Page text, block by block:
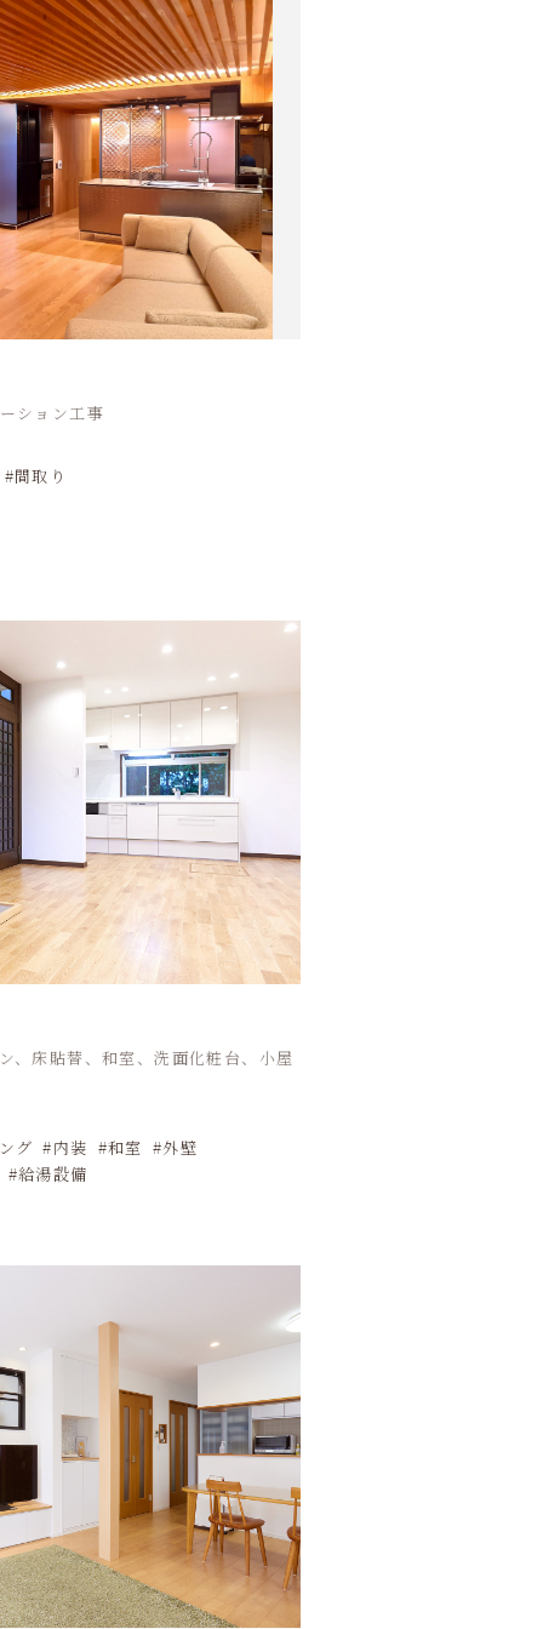
ション工事
間取り
、床貼替、和室、洗面化粧台、小屋
グ 内装 和室
外壁
給湯設備